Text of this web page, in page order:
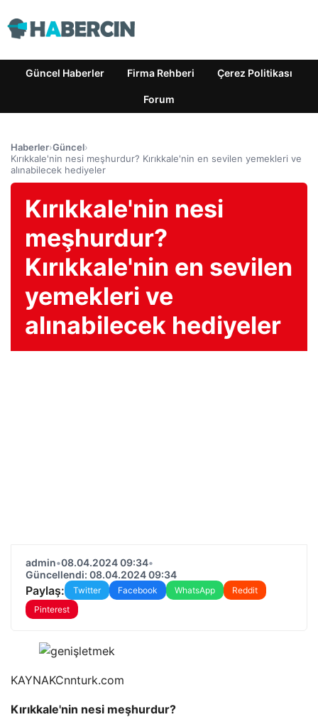
Güncel Haberler Firma Rehberi Çerez Politikası
Forum
Haberler›Güncel›
Kırıkkale'nin nesi meşhurdur? Kırıkkale'nin en sevilen yemekleri ve
alınabilecek hediyeler
Kırıkkale'nin nesi
meşhurdur?
Kırıkkale'nin en sevilen
yemekleri ve
alınabilecek hediyeler
admin•08.04.2024 09:34•
Güncellendi: 08.04.2024 09:34
Paylaş: Twitter Facebook WhatsApp
Reddit
Pinterest
KAYNAKCnnturk.com
Kırıkkale'nin nesi meşhurdur?